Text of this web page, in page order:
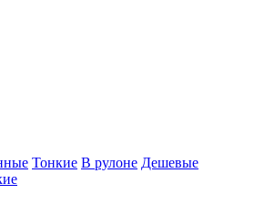
Тонкие В рулоне Дешевые